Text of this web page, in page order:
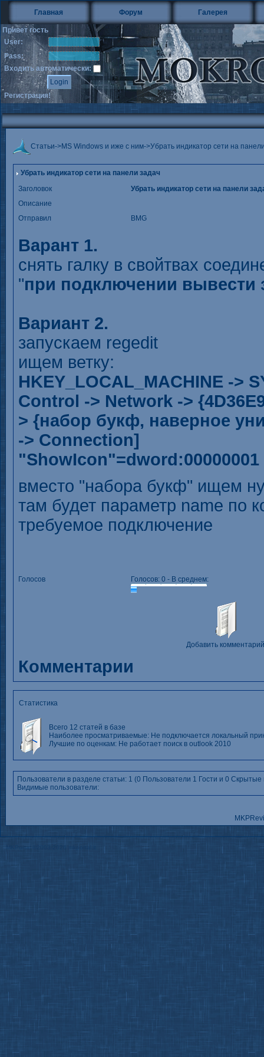
Главная Форум Галерея
Привет гость
User:
Pass:
Входить автоматически:
Регистрация!
Статьи->MS Windows и иже с ним->Убрать индикатор сети на
Убрать индикатор сети на панели задач
Заголовок
Убрать индикатор сети на панели
Описание
Отправил
BMG
Варант 1.
снять галку в свойтвах
"при подключении вывести
Вариант 2.
запускаем regedit
ищем ветку:
HKEY_LOCAL_MACHINE ->
Control -> Network ->
> {набор букф, наверное
-> Connection]
"ShowIcon"=dword:00000001
вместо "набора букф" ищем
там будет параметр name по
требуемое подключение
Голосов Голосов: 0 - В среднем:
Добавить
Комментарии
Статистика
Всего 12 статей в базе
Наиболее просматриваемые: Не подключается локальный
Лучшие по оценкам: Не работает поиск в outlook 2010
Пользователи в разделе статьи: 1 (0 Пользователи 1 Гости и 0 Скрытые
Видимые пользователи:
MKPortal©2003-2026